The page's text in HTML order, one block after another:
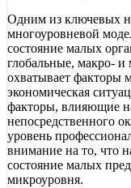
Одним из ключевых
многоуровневой
состояние малых
глобальные, макро-
охватывает факторы
экономическая
факторы, влияющие
непосредственного
уровень
внимание на то, что
состояние малых
микроуровня.